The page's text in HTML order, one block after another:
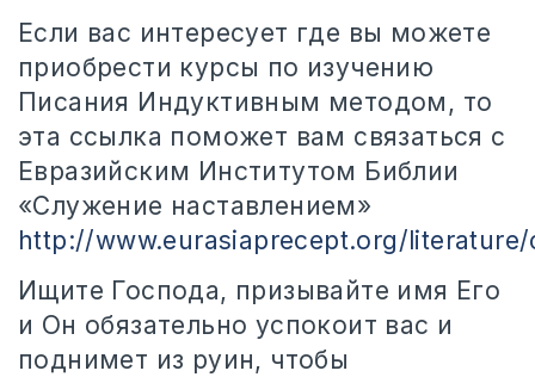
Если вас интересует где вы можете
приобрести курсы по изучению
Писания Индуктивным методом, то
эта ссылка поможет вам связаться с
Евразийским Институтом Библии
«Служение наставлением»
http://www.eurasiaprecept.org/
Ищите Господа, призывайте имя Его
и Он обязательно успокоит вас и
поднимет из руин, чтобы